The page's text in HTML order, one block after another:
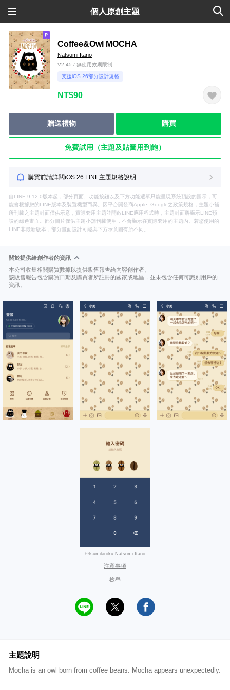
個人原創主題
Coffee&Owl MOCHA
Natsumi Itano
V2.45 / 無使用效期限制
支援iOS 26部分設計規格
NT$90
贈送禮物 購買
免費試用（主題及貼圖用到飽）
購買前請詳閱iOS 26 LINE主題規格說明
自LINE 9.12.0版本起，部分頁面、功能按鈕以及下方功能選單只能呈現系統預設的圖示，可
能會根據您的LINE版本及裝置機型而異。因平台開發商Apple, Google之政策規格，主題小舖
所刊載之主題封面僅供示意，實際套用主題並開啟LINE應用程式時，主題封面將顯示LINE預
設的綠色畫面。部分圖片僅供主題小舖刊載使用，不會顯示在實際套用的主題內。若您使用的
LINE非最新版本，部分畫面設計可能與下方示意圖有所不同。
關於提供給創作者的資訊
本公司收集相關購買數據以提供販售報告給內容創作者。
該販售報告包含購買日期及購買者所註冊的國家或地區，並未包含任何可識別用戶的
資訊。
©tsumikiroku-Natsumi Itano
注意事項
檢舉
主題說明
Mocha is an owl born from coffee beans. Mocha appears unexpectedly.